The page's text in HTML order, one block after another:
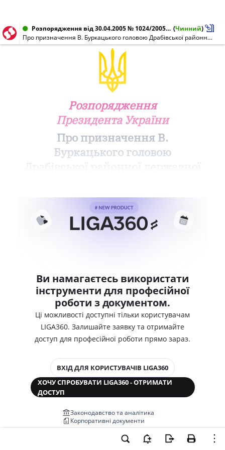
Розпорядження від 30.04.2005 № 1024/2005-рп (Чинний)
Про призначення В. Буркацького головою Драбівської районної державної адміністрації Черкаської області
Розпорядження
Президента України
Про призначення В.
Буркацького головою
Ви намагаєтесь використати
інструменти для професійної
роботи з документом.
Ці можливості доступні тільки користувачам
LIGA360. Залишайте заявку та отримайте
доступ для професійної роботи прямо зараз.
ВХІД ДЛЯ КОРИСТУВАЧІВ LIGA360
ХОЧУ СПРОБУВАТИ LIGA360 - ОТРИМАТИ
ДОСТУП
Законодавство та аналітика
Корпоративні документи
Медіааналіз та репутація